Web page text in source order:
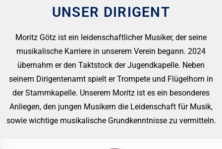
UNSER DIRIGENT
Moritz Götz ist ein leidenschaftlicher Musiker, der seine
musikalische Karriere in unserem Verein begann. 2024
übernahm er den Taktstock der Jugendkapelle. Neben
seinem Dirigentenamt spielt er Trompete und Flügelhorn in
der Stammkapelle. Unserem Moritz ist es ein besonderes
Anliegen, den jungen Musikern die Leidenschaft für Musik,
sowie wichtige musikalische Grundkenntnisse zu vermitteln.